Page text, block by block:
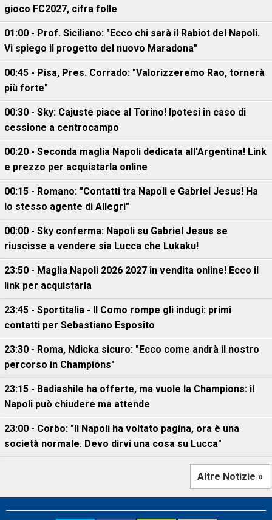
gioco FC2027, cifra folle
01:00 - Prof. Siciliano: "Ecco chi sarà il Rabiot del Napoli.
Vi spiego il progetto del nuovo Maradona"
00:45 - Pisa, Pres. Corrado: "Valorizzeremo Rao, tornerà
più forte"
00:30 - Sky: Cajuste piace al Torino! Ipotesi in caso di
cessione a centrocampo
00:20 - Seconda maglia Napoli dedicata all'Argentina! Link
e prezzo per acquistarla online
00:15 - Romano: "Contatti tra Napoli e Gabriel Jesus! Ha
lo stesso agente di Allegri"
00:00 - Sky conferma: Napoli su Gabriel Jesus se
riuscisse a vendere sia Lucca che Lukaku!
23:50 - Maglia Napoli 2026 2027 in vendita online! Ecco il
link per acquistarla
23:45 - Sportitalia - Il Como rompe gli indugi: primi
contatti per Sebastiano Esposito
23:30 - Roma, Ndicka sicuro: "Ecco come andrà il nostro
percorso in Champions"
23:15 - Badiashile ha offerte, ma vuole la Champions: il
Napoli può chiudere ma attende
23:00 - Corbo: "Il Napoli ha voltato pagina, ora è una
società normale. Devo dirvi una cosa su Lucca"
Altre Notizie »